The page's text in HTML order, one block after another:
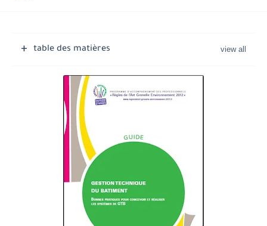
table des matières